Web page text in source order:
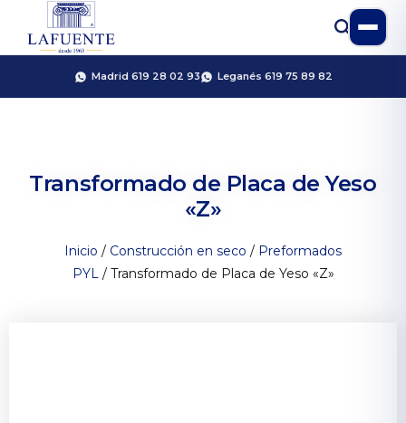
Madrid 619 28 02 93 Leganés 619 75 89 82
Transformado de Placa de Yeso
«Z»
Inicio / Construcción en seco / Preformados
PYL/ Transformado de Placa de Yeso «Z»